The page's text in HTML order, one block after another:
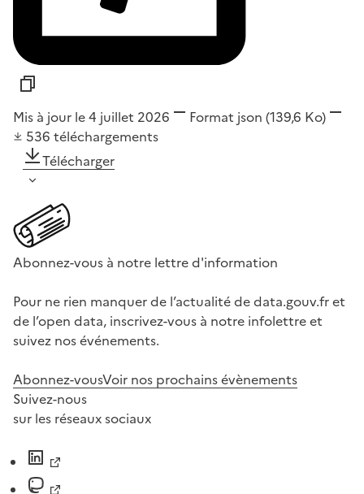
Mis à jour le 4 juillet 2026 Format json (139,6 Ko)
536 téléchargements
Télécharger
Abonnez-vous à notre lettre d'information
Pour ne rien manquer de l’actualité de data.gouv.fr et
de l’open data, inscrivez-vous à notre infolettre et
suivez nos événements.
Abonnez-vousVoir nos prochains évènements
Suivez-nous
sur les réseaux sociaux